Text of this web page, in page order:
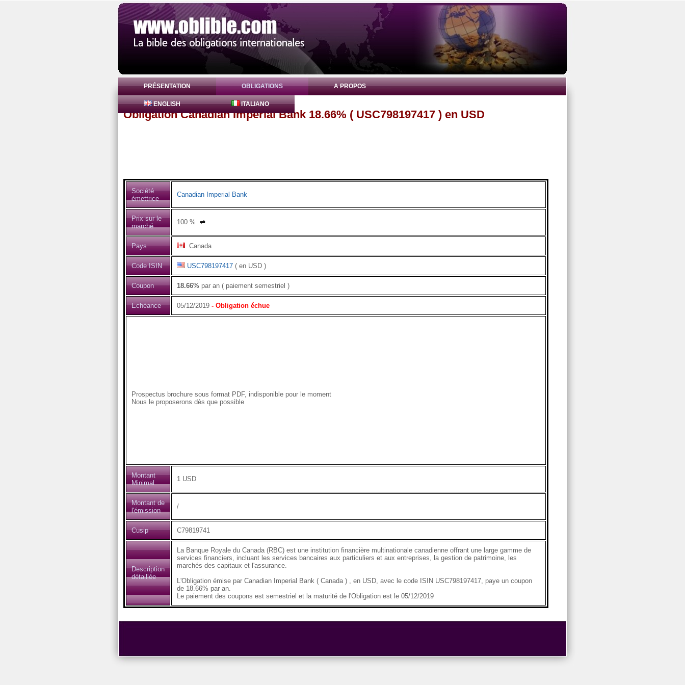
PRÉSENTATION OBLIGATIONS A PROPOS
ENGLISH ITALIANO
Obligation Canadian Imperial Bank 18.66% ( USC798197417 ) en USD
Société
émettrice
Canadian Imperial Bank
Prix sur le
marché
100% ⇌
Pays Canada
Code ISIN USC798197417( en USD )
Coupon 18.66%par an ( paiement semestriel )
Echéance 05/12/2019- Obligation échue
Prospectus brochure sous format PDF, indisponible pour le moment
Nous le proposerons dès que possible
Montant
Minimal
1 USD
Montant de
l'émission
/
Cusip C79819741
Description
détaillée
La Banque Royale du Canada (RBC) est une institution financière multinationale canadienne offrant une large gamme de
services financiers, incluant les services bancaires aux particuliers et aux entreprises, la gestion de patrimoine, les
marchés des capitaux et l'assurance.
L'Obligation émise par Canadian Imperial Bank ( Canada ) , en USD, avec le code ISIN USC798197417, paye un coupon
de 18.66% par an.
Le paiement des coupons est semestriel et la maturité de l'Obligation est le 05/12/2019